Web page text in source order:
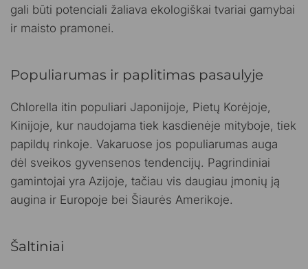
gali būti potenciali žaliava ekologiškai tvariai gamybai
ir maisto pramonei.
Populiarumas ir paplitimas pasaulyje
Chlorella itin populiari Japonijoje, Pietų Korėjoje,
Kinijoje, kur naudojama tiek kasdienėje mityboje, tiek
papildų rinkoje. Vakaruose jos populiarumas auga
dėl sveikos gyvensenos tendencijų. Pagrindiniai
gamintojai yra Azijoje, tačiau vis daugiau įmonių ją
augina ir Europoje bei Šiaurės Amerikoje.
Šaltiniai